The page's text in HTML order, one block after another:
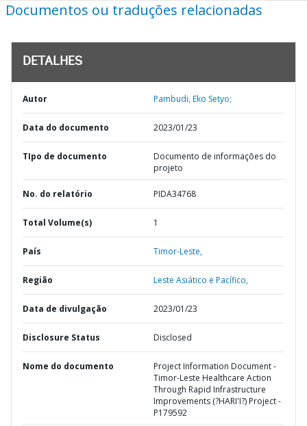
Documentos ou traduções relacionadas
DETALHES
Autor Pambudi, Eko Setyo;
Data do documento 2023/01/23
TIpo de documento
Documento de informações do
projeto
No. do relatório PIDA34768
Total Volume(s) 1
País Timor-Leste,
Região Leste Asiático e Pacífico,
Data de divulgação 2023/01/23
Disclosure Status Disclosed
Nome do documento
Project Information Document -
Timor-Leste Healthcare Action
Through Rapid Infrastructure
Improvements (?HARI'I?) Project -
P179592